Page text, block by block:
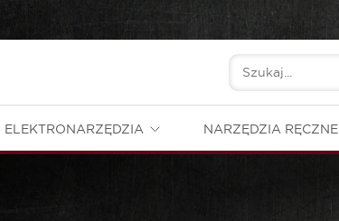
ELEKTRONARZĘDZIA NARZĘDZIA RĘCZNE